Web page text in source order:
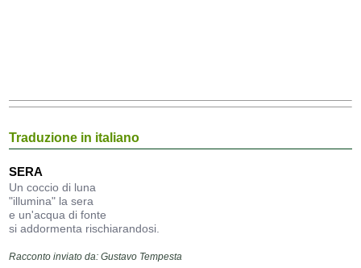
Traduzione in italiano
SERA
Un coccio di luna
"illumina" la sera
e un'acqua di fonte
si addormenta rischiarandosi.
Racconto inviato da: Gustavo Tempesta